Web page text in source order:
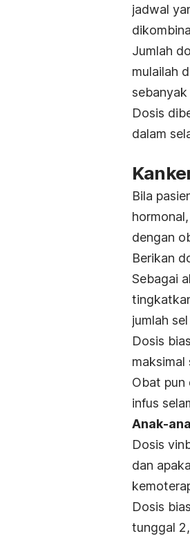
jadwal
Jumlah
mulailah
Dosis
dalam
Bila
dengan
Berikan
Sebagai
jumlah
Dosis
maksimal
Obat pun
infus
Anak-
Dosis
dan
Dosis
tunggal